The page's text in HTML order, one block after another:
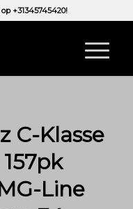
op +31345745420!
C-Klasse
Line